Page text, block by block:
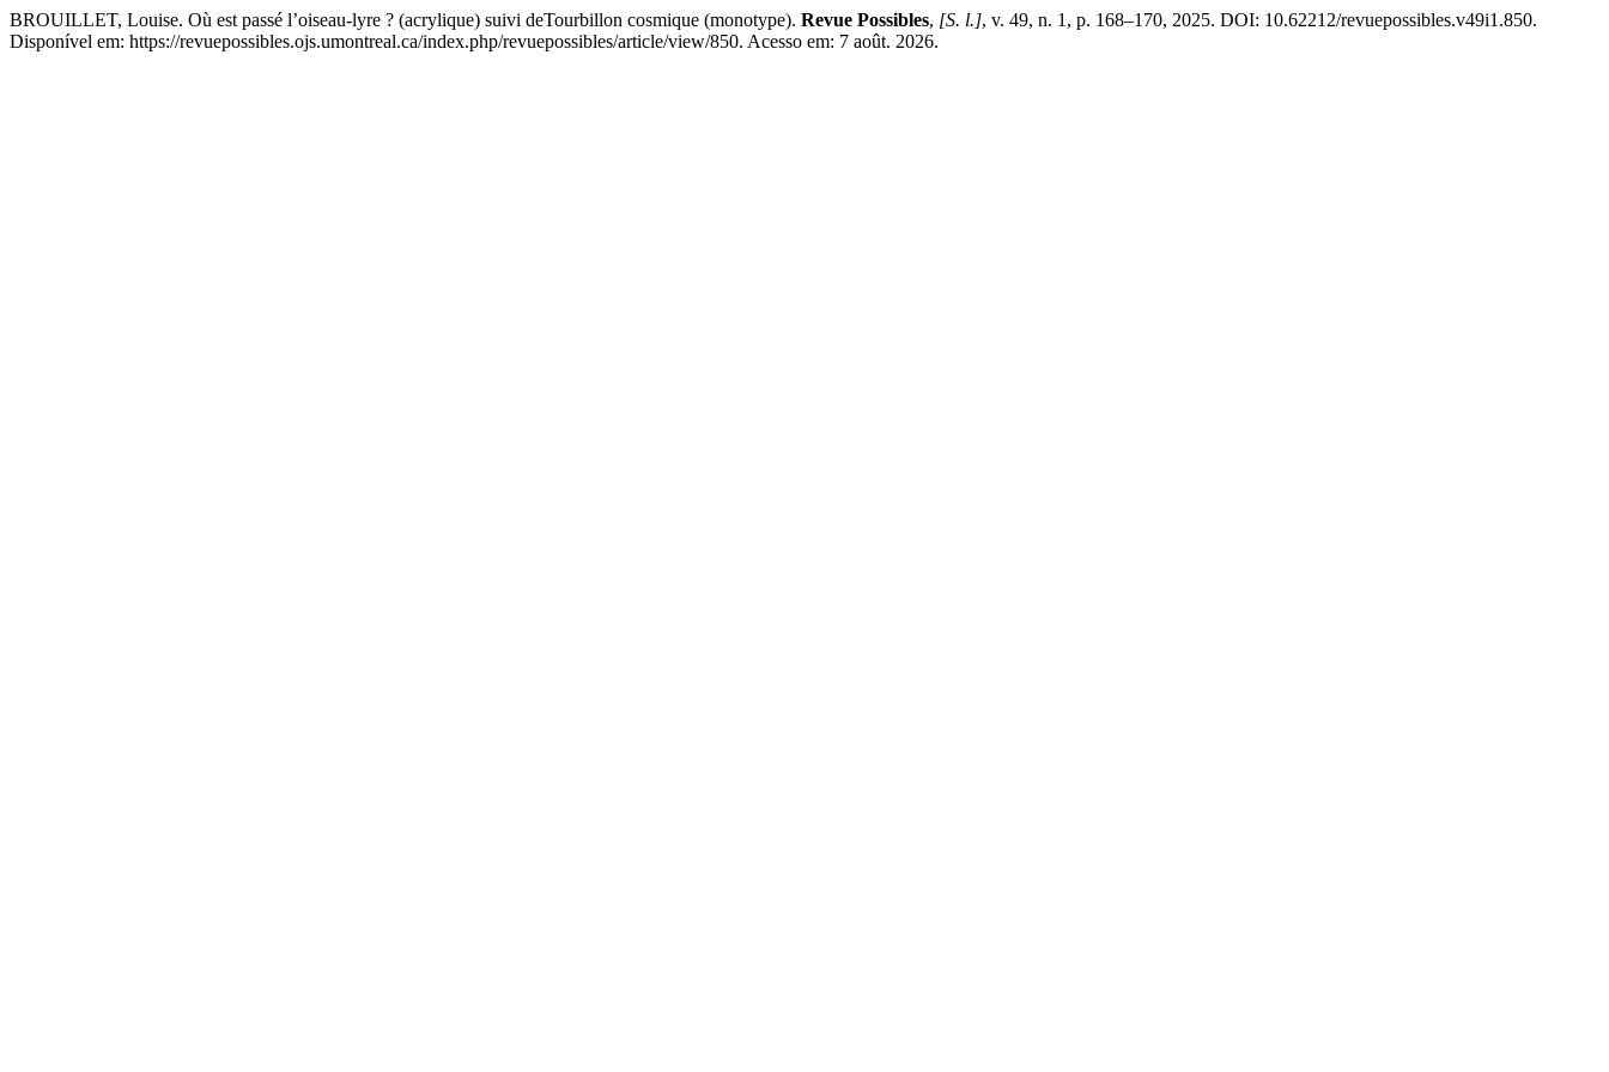
BROUILLET, Louise. Où est passé l’oiseau-lyre ? (acrylique) suivi deTourbillon cosmique (monotype). Revue Possibles, [S. l.], v. 49, n. 1, p. 168–170, 2025. DOI: 10.62212/revuepossibles.v49i1.850.
Disponível em: https://revuepossibles.ojs.umontreal.ca/index.php/revuepossibles/article/view/850. Acesso em: 7 août. 2026.